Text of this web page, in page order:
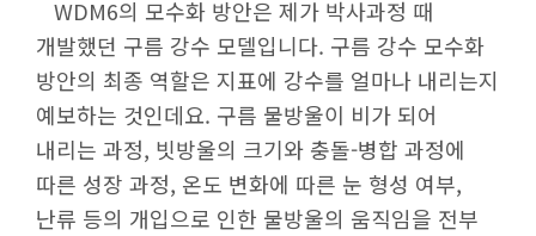
WDM6의 모수화 방안은 제가 박사과정 때
개발했던 구름 강수 모델입니다. 구름 강수 모수화
방안의 최종 역할은 지표에 강수를 얼마나 내리는지
예보하는 것인데요. 구름 물방울이 비가 되어
내리는 과정, 빗방울의 크기와 충돌-병합 과정에
따른 성장 과정, 온도 변화에 따른 눈 형성 여부,
난류 등의 개입으로 인한 물방울의 움직임을 전부